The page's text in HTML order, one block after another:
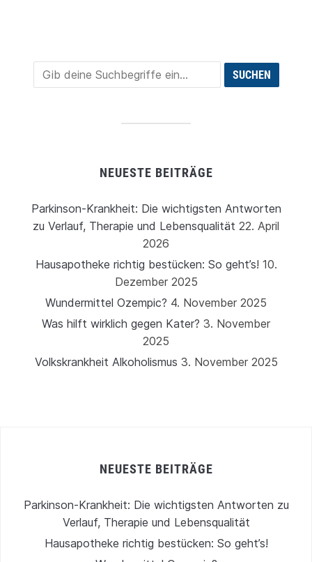
NEUESTE BEITRÄGE
Parkinson-Krankheit: Die wichtigsten Antworten
zu Verlauf, Therapie und Lebensqualität 22. April
2026
Hausapotheke richtig bestücken: So geht’s! 10.
Dezember 2025
Wundermittel Ozempic? 4. November 2025
Was hilft wirklich gegen Kater? 3. November
2025
Volkskrankheit Alkoholismus 3. November 2025
NEUESTE BEITRÄGE
Parkinson-Krankheit: Die wichtigsten Antworten zu
Verlauf, Therapie und Lebensqualität
Hausapotheke richtig bestücken: So geht’s!